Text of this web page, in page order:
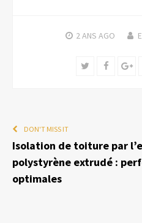
2 ANS AGO
Twitter
DON'T MISS IT
Isolation de toiture par
polystyrène extrudé :
optimales